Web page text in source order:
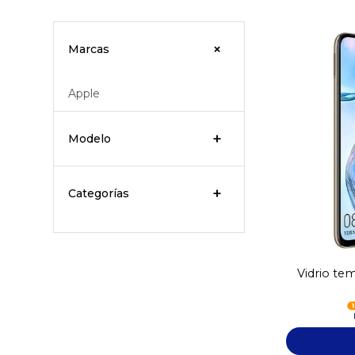
Vidrio
Marcas
Apple
Modelo
Categorías